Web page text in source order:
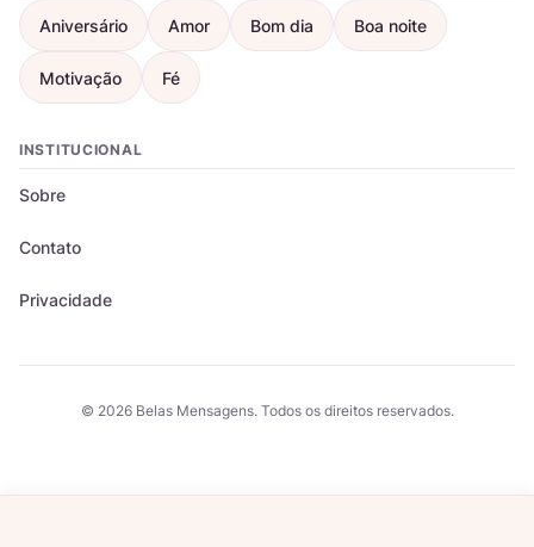
Aniversário Amor Bom dia Boa noite
Motivação Fé
INSTITUCIONAL
Sobre
Contato
Privacidade
© 2026 Belas Mensagens. Todos os direitos reservados.